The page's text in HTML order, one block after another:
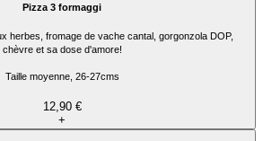
Pizza 3 formaggi
herbes, fromage de vache cantal, gorgonzola DOP,
chèvre et sa dose d'amore!
Taille moyenne, 26-27cms
12,90 €
+